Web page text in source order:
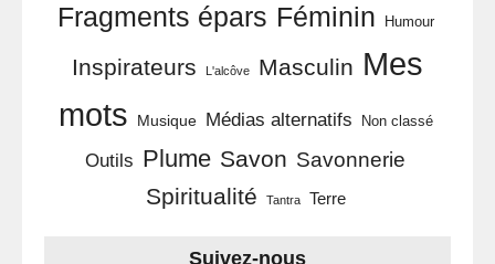
Fragments épars Féminin Humour
Inspirateurs L'alcôve Masculin Mes
mots
Musique Médias alternatifs Non classé
Outils Plume Savon Savonnerie
Spiritualité Tantra Terre
Suivez-nous